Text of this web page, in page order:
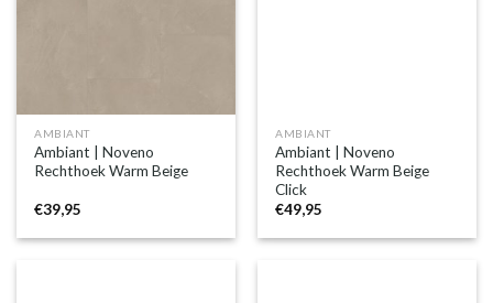
AMBIANT
Ambiant | Noveno
Rechthoek Warm Beige
€39,95
AMBIANT
Ambiant | Noveno
Rechthoek Warm Beige
Click
€49,95